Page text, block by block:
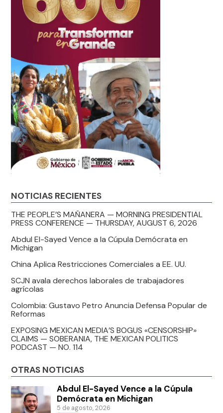
NOTICIAS RECIENTES
THE PEOPLE’S MAÑANERA — MORNING PRESIDENTIAL
PRESS CONFERENCE — THURSDAY, AUGUST 6, 2026
Abdul El-Sayed Vence a la Cúpula Demócrata en
Michigan
China Aplica Restricciones Comerciales a EE. UU.
SCJN avala derechos laborales de trabajadores
agrícolas
Colombia: Gustavo Petro Anuncia Defensa Popular de
Reformas
EXPOSING MEXICAN MEDIA’S BOGUS «CENSORSHIP»
CLAIMS — SOBERANIA, THE MEXICAN POLITICS
PODCAST — NO. 114
OTRAS NOTICIAS
Abdul El-Sayed Vence a la Cúpula
Demócrata en Michigan
5 de agosto, 2026